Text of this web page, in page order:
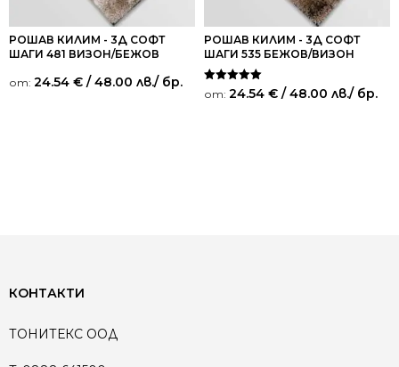
РОШАВ КИЛИМ - 3Д СОФТ
ШАГИ 481 ВИЗОН/БЕЖОВ
от: 24.54 € / 48.00 лв./ бр.
РОШАВ КИЛИМ - 3Д СОФТ
ШАГИ 535 БЕЖОВ/ВИЗОН
Оценено на
5.00
от: 24.54 € / 48.00 лв./ бр.
КОНТАКТИ
ТОНИТЕКС ООД